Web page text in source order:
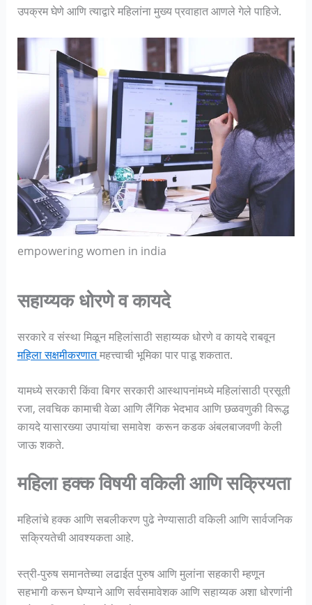
उपक्रम घेणे आणि त्याद्वारे महिलांना मुख्य प्रवाहात आणले गेले पाहिजे.
empowering women in india
सहाय्यक धोरणे व कायदे
सरकारे व संस्था मिळून महिलांसाठी सहाय्यक धोरणे व कायदे राबवून
महिला सक्षमीकरणातमहत्त्वाची भूमिका पार पाडू शकतात.
यामध्ये सरकारी किंवा बिगर सरकारी आस्थापनांमध्ये महिलांसाठी प्रसूती
रजा, लवचिक कामाची वेळा आणि लैंगिक भेदभाव आणि छळवणुकी विरूद्ध
कायदे यासारख्या उपायांचा समावेश करून कडक अंबलबाजवणी केली
जाऊ शकते.
महिला हक्क विषयी वकिली आणि सक्रियता
महिलांचे हक्क आणि सबलीकरण पुढे नेण्यासाठी वकिली आणि सार्वजनिक
सक्रियतेची आवश्यकता आहे.
स्त्री-पुरुष समानतेच्या लढाईत पुरुष आणि मुलांना सहकारी म्हणून
सहभागी करून घेण्याने आणि सर्वसमावेशक आणि सहाय्यक अशा धोरणांनी